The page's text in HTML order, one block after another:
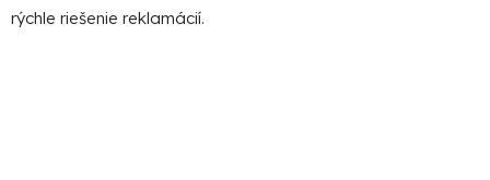
rýchle riešenie reklamácií.